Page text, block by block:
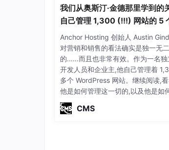
我们从奥斯汀·金德那里学到的
自己管理 1,300 (!!!) 网站的 5
技巧
Anchor Hosting 创始人 Austin
对营销和销售的看法确实是独一无二
的......而且也非常有效。作为一名独
开发人员和企业主,他自己管理着
多个 WordPress 网站。继续阅读,
他是如何管理这一切的,以及他是如
头开始创业的...... 1.收入不是唯一目
“从项目过渡到服务对我和我想要追
CMS